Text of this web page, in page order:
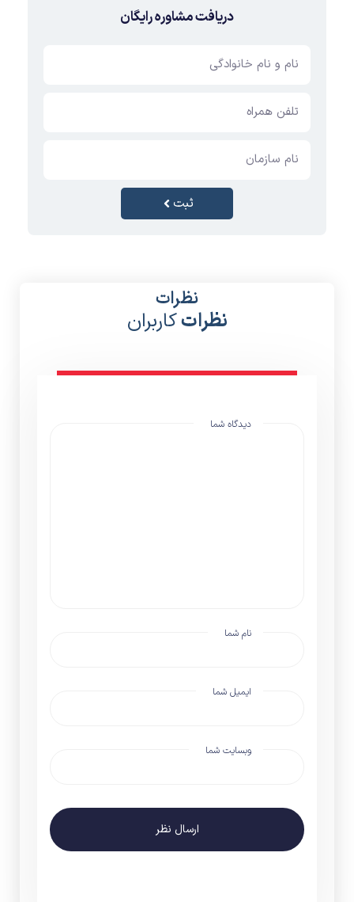
دریافت مشاوره رایگان
ثبت
نظرات
نظراتکاربران
دیدگاه شما
نام شما
ایمیل شما
وبسایت شما
ارسال نظر